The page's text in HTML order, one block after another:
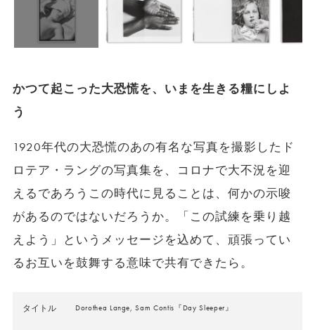
かつて起こった大恐慌を、いまを生きる糧にしよ
う
1920年代の大恐慌のあの有名な写真を撮影したド
ロテア・ラングの写真集を、コロナで大不況を迎
えるであろうこの時代に見ることは、何かの示唆
があるのではないだろうか。「この試練を乗り越
えよう」というメッセージを込めて、頑張ってい
るお互いを鼓舞する意味で共有できたら。
タイトル Dorothea Lange, Sam Contis『Day Sleeper』